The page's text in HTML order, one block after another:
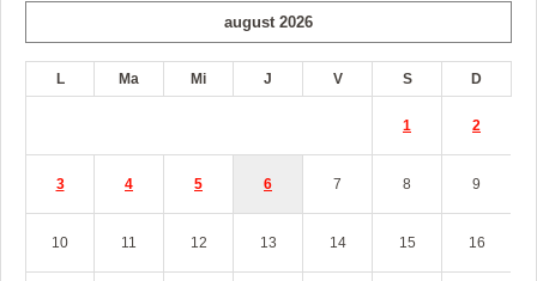
august 2026
L Ma Mi J V S D
1 2
3 4 5 6 7 8 9
10 11 12 13 14 15 16